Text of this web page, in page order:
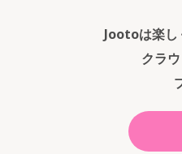
Jootoは楽し
クラ